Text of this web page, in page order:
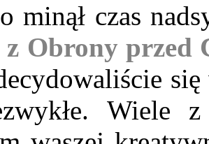
minął czas
Obrony przed
się
Wiele